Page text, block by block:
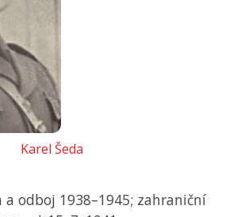
Karel Šeda
a odboj 1938–1945; zahraniční